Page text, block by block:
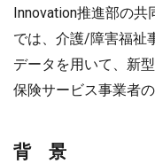
Innovation推進部の
では、介護/障害福祉
データを用いて、新
保険サービス事業者
背 景